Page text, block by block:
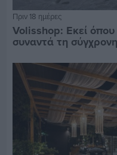
Πριν 18 ημέρες
Volisshop: Εκεί όπου
συναντά τη